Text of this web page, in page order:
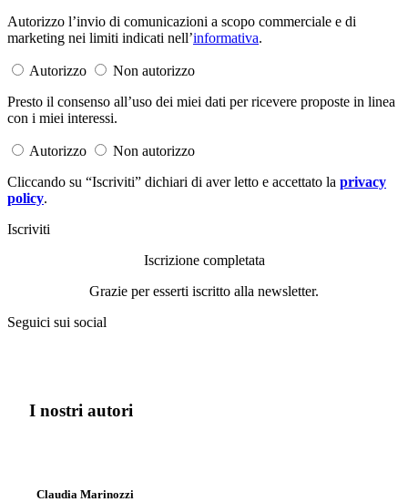
Autorizzo l’invio di comunicazioni a scopo commerciale e di
marketing nei limiti indicati nell’informativa.
Autorizzo
Non autorizzo
Presto il consenso all’uso dei miei dati per ricevere proposte in linea
con i miei interessi.
Autorizzo
Non autorizzo
Cliccando su “Iscriviti” dichiari di aver letto e accettato la privacy
policy.
Iscriviti
Iscrizione completata
Grazie per esserti iscritto alla newsletter.
Seguici sui social
I nostri autori
Claudia Marinozzi